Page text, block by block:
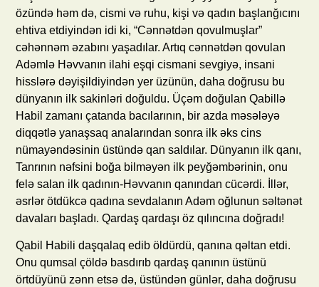
özündə həm də, cismi və ruhu, kişi və qadın başlanğıcını
ehtiva etdiyindən idi ki, “Cənnətdən qovulmuşlar”
cəhənnəm əzabını yaşadılar. Artıq cənnətdən qovulan
Adəmlə Həvvanın ilahi eşqi cismani sevgiyə, insani
hisslərə dəyişildiyindən yer üzünün, daha doğrusu bu
dünyanın ilk sakinləri doğuldu. Üçəm doğulan Qabillə
Habil zamanı çatanda bacılarının, bir azda məsələyə
diqqətlə yanaşsaq analarından sonra ilk əks cins
nümayəndəsinin üstündə qan saldılar. Dünyanın ilk qanı,
Tanrının nəfsini boğa bilməyən ilk peyğəmbərinin, onu
felə salan ilk qadının-Həvvanın qanından cücərdi. İllər,
əsrlər ötdükcə qadına sevdalanın Adəm oğlunun səltənət
davaları başladı. Qardaş qardaşı öz qılıncına doğradı!
Qabil Habili daşqalaq edib öldürdü, qanına qəltan etdi.
Onu qumsal çöldə basdırıb qardaş qanının üstünü
örtdüyünü zənn etsə də, üstündən günlər, daha doğrusu